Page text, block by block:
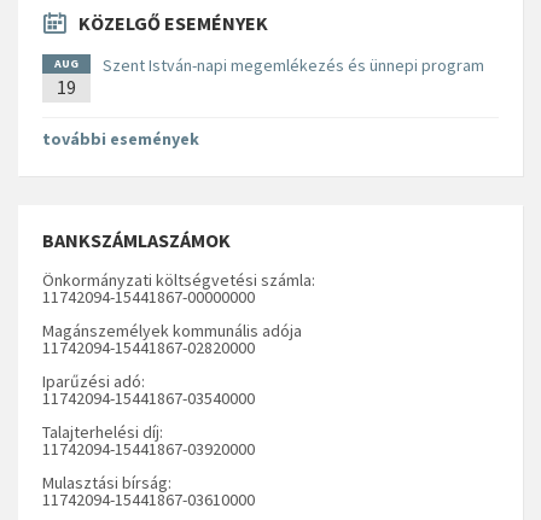
KÖZELGŐ ESEMÉNYEK
AUG
19
Szent István-napi megemlékezés és ünnepi program
további események
BANKSZÁMLASZÁMOK
Önkormányzati költségvetési számla:
11742094-15441867-00000000
Magánszemélyek kommunális adója
11742094-15441867-02820000
Iparűzési adó:
11742094-15441867-03540000
Talajterhelési díj:
11742094-15441867-03920000
Mulasztási bírság:
11742094-15441867-03610000